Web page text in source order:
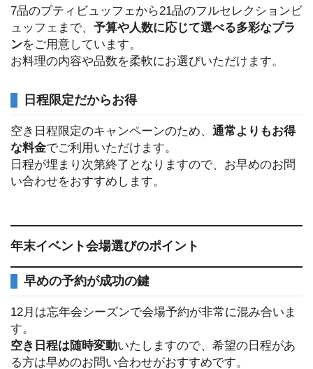
7品のプティビュッフェから21品のフルセレクションビ
ュッフェまで、 予算や人数に応じて選べる多彩なプラ
ンをご用意しています。
お料理の内容や品数を柔軟にお選びいただけます。
日程限定だからお得
空き日程限定のキャンペーンのため、 通常よりもお得
な料金でご利用いただけます。
日程が埋まり次第終了となりますので、お早めのお問
い合わせをおすすめします。
年末イベント会場選びのポイント
早めの予約が成功の鍵
12月は忘年会シーズンで会場予約が非常に混み合いま
す。
空き日程は随時変動いたしますので、希望の日程があ
る方は早めのお問い合わせがおすすめです。